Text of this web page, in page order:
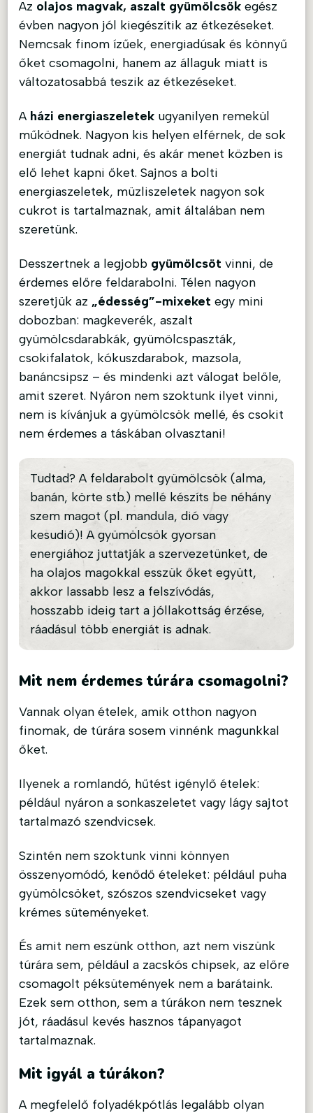
Az olajos magvak, aszalt gyümölcsök egész
évben nagyon jól kiegészítik az étkezéseket.
Nemcsak finom ízűek, energiadúsak és könnyű
őket csomagolni, hanem az állaguk miatt is
változatosabbá teszik az étkezéseket.
A házi energiaszeletek ugyanilyen remekül
működnek. Nagyon kis helyen elférnek, de sok
energiát tudnak adni, és akár menet közben is
elő lehet kapni őket. Sajnos a bolti
energiaszeletek, müzliszeletek nagyon sok
cukrot is tartalmaznak, amit általában nem
szeretünk.
Desszertnek a legjobb gyümölcsötvinni, de
érdemes előre feldarabolni. Télen nagyon
szeretjük az „édesség”-mixeket egy mini
dobozban: magkeverék, aszalt
gyümölcsdarabkák, gyümölcspaszták,
csokifalatok, kókuszdarabok, mazsola,
banáncsipsz – és mindenki azt válogat belőle,
amit szeret. Nyáron nem szoktunk ilyet vinni,
nem is kívánjuk a gyümölcsök mellé, és csokit
nem érdemes a táskában olvasztani!
Tudtad? A feldarabolt gyümölcsök (alma,
banán, körte stb.) mellé készíts be néhány
szem magot (pl. mandula, dió vagy
kesudió)! A gyümölcsök gyorsan
energiához juttatják a szervezetünket, de
ha olajos magokkal esszük őket együtt,
akkor lassabb lesz a felszívódás,
hosszabb ideig tart a jóllakottság érzése,
ráadásul több energiát is adnak.
Mit nem érdemes túrára csomagolni?
Vannak olyan ételek, amik otthon nagyon
finomak, de túrára sosem vinnénk magunkkal
őket.
Ilyenek a romlandó, hűtést igénylő ételek:
például nyáron a sonkaszeletet vagy lágy sajtot
tartalmazó szendvicsek.
Szintén nem szoktunk vinni könnyen
összenyomódó, kenődő ételeket: például puha
gyümölcsöket, szószos szendvicseket vagy
krémes süteményeket.
És amit nem eszünk otthon, azt nem viszünk
túrára sem, például a zacskós chipsek, az előre
csomagolt péksütemények nem a barátaink.
Ezek sem otthon, sem a túrákon nem tesznek
jót, ráadásul kevés hasznos tápanyagot
tartalmaznak.
Mit igyál a túrákon?
A megfelelő folyadékpótlás legalább olyan